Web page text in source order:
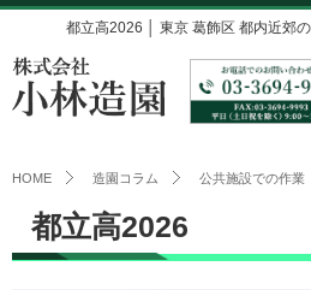
都立高2026 │ 東京 葛飾区 都内近郊
HOME 造園コラム 公共施設での作業
都立高2026